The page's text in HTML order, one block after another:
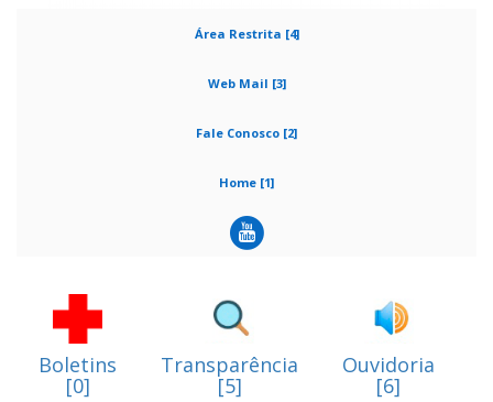
Área Restrita [4]
Web Mail [3]
Fale Conosco [2]
Home [1]
Boletins
[0]
Transparência
[5]
Ouvidoria
[6]